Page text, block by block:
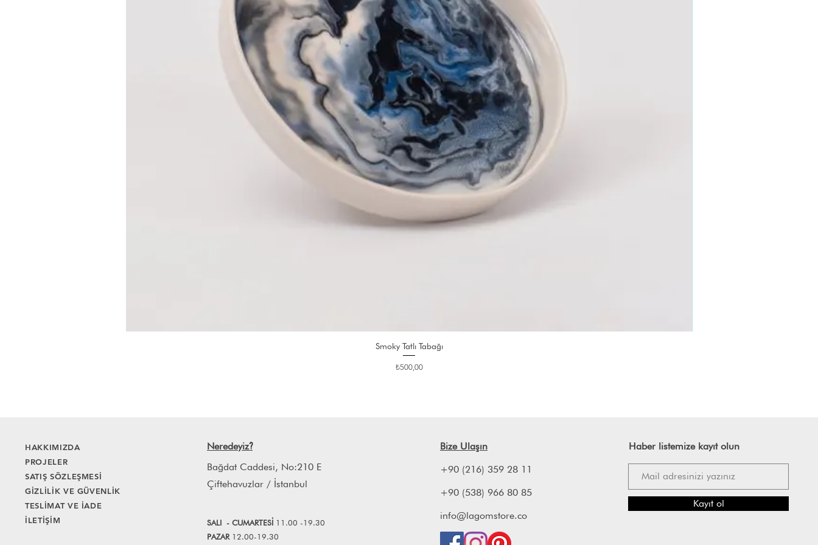
Smoky Tatlı Tabağı
Fiyat
₺500,00
HAKKIMIZDA
PROJELER
SATIŞ SÖZLEŞMESİ
GİZLİLİK VE GÜVENLİK
TESLİMAT VE İADE
İLETİŞİM
Neredeyiz?
Bağdat Caddesi, No:210 E
Çiftehavuzlar / İstanbul
SALI - CUMARTESİ 11.00 -19.30
PAZAR 12.00-19.30
Bize Ulaşın
+90 (216) 359 28 11
+90 (538) 966 80 85
info@lagomstore.co
Haber listemize kayıt olun
Kayıt ol